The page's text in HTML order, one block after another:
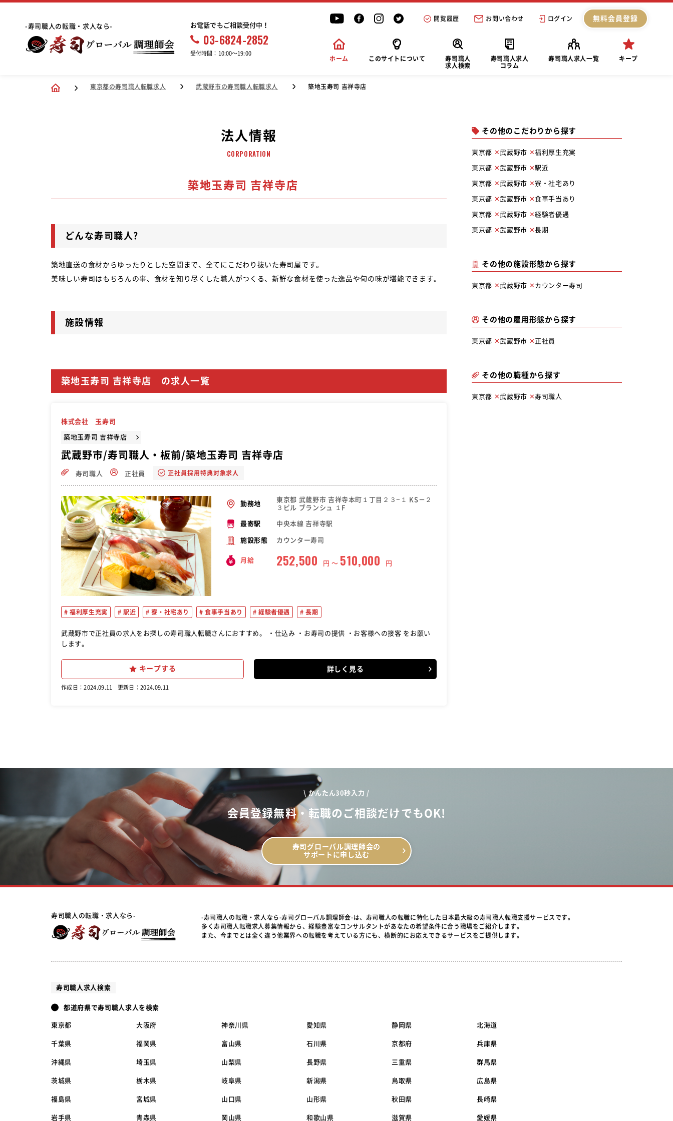
-寿司職人の転職・求人なら- お電話でもご相談受付中！
03-6824-2852
受付時間：10:00〜19:00
閲覧履歴 お問い合わせ ログイン 無料会員登録
ホーム このサイトについて
寿司職人
求人検索
寿司職人求人
コラム
寿司職人求人一覧 キープ
東京都の寿司職人転職求人 武蔵野市の寿司職人転職求人 築地玉寿司 吉祥寺店
法人情報
CORPORATION
築地玉寿司 吉祥寺店
どんな寿司職人?
築地直送の食材からゆったりとした空間まで、全てにこだわり抜いた寿司屋です。
美味しい寿司はもちろんの事、食材を知り尽くした職人がつくる、新鮮な食材を使った逸品や旬の味が堪能できます。
施設情報
築地玉寿司 吉祥寺店 の求人一覧
株式会社 玉寿司
築地玉寿司 吉祥寺店
武蔵野市/寿司職人・板前/築地玉寿司 吉祥寺店
寿司職人 正社員 正社員採用特典対象求人
勤務地
東京都 武蔵野市 吉祥寺本町１丁目２３−１ KS－２
３ビル ブランシュ １F
最寄駅 中央本線 吉祥寺駅
施設形態 カウンター寿司
月給 252,500 円 〜 510,000 円
福利厚生充実 駅近 寮・社宅あり 食事手当あり 経験者優遇 長期
武蔵野市で正社員の求人をお探しの寿司職人転職さんにおすすめ。 ・仕込み ・お寿司の提供 ・お客様への接客 をお願い
します。
キープする 詳しく見る
作成日：2024.09.11 更新日：2024.09.11
その他のこだわりから探す
東京都 武蔵野市 福利厚生充実
東京都 武蔵野市 駅近
東京都 武蔵野市 寮・社宅あり
東京都 武蔵野市 食事手当あり
東京都 武蔵野市 経験者優遇
東京都 武蔵野市 長期
その他の施設形態から探す
東京都 武蔵野市 カウンター寿司
その他の雇用形態から探す
東京都 武蔵野市 正社員
その他の職種から探す
東京都 武蔵野市 寿司職人
\ かんたん30秒入力 /
会員登録無料・転職のご相談だけでもOK!
寿司グローバル調理師会の
サポートに申し込む
寿司職人の転職・求人なら-
-寿司職人の転職・求人なら-寿司グローバル調理師会-は、寿司職人の転職に特化した日本最大級の寿司職人転職支援サービスです。
多く寿司職人転職求人募集情報から、経験豊富なコンサルタントがあなたの希望条件に合う職場をご紹介します。
また、今までとは全く違う他業界への転職を考えている方にも、横断的にお応えできるサービスをご提供します。
寿司職人求人検索
都道府県で寿司職人求人を検索
東京都 大阪府 神奈川県 愛知県 静岡県 北海道
千葉県 福岡県 富山県 石川県 京都府 兵庫県
沖縄県 埼玉県 山梨県 長野県 三重県 群馬県
茨城県 栃木県 岐阜県 新潟県 鳥取県 広島県
福島県 宮城県 山口県 山形県 秋田県 長崎県
岩手県 青森県 岡山県 和歌山県 滋賀県 愛媛県